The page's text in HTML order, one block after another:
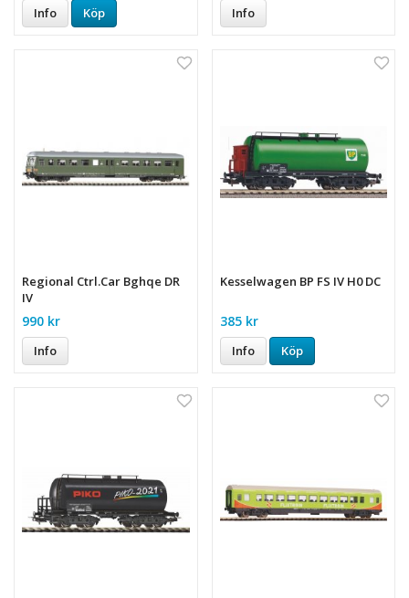
Info Köp Info
Regional Ctrl.Car Bghqe DR
IV
990 kr
Info
Kesselwagen BP FS IV H0 DC
385 kr
Info Köp